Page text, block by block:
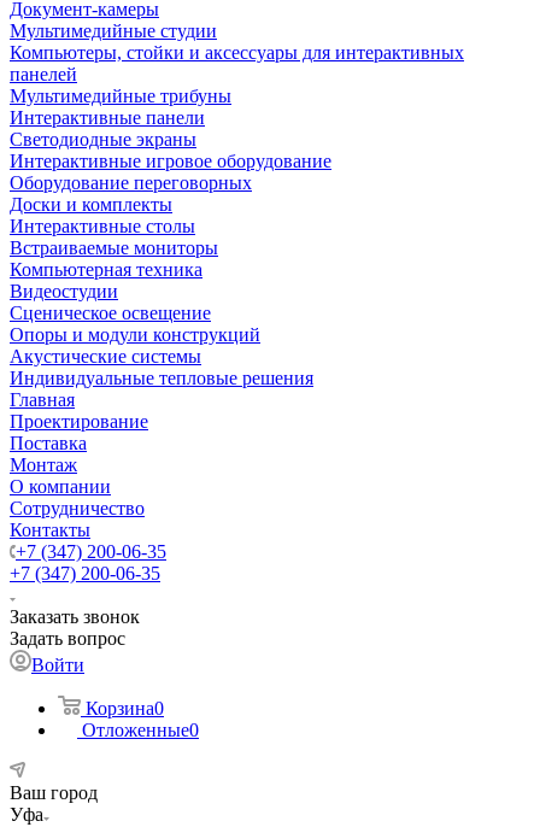
Документ-камеры
Мультимедийные студии
Компьютеры, стойки и аксессуары для интерактивных
панелей
Мультимедийные трибуны
Интерактивные панели
Светодиодные экраны
Интерактивные игровое оборудование
Оборудование переговорных
Доски и комплекты
Интерактивные столы
Встраиваемые мониторы
Компьютерная техника
Видеостудии
Cценическое освещение
Опоры и модули конструкций
Акустические системы
Индивидуальные тепловые решения
Главная
Проектирование
Поставка
Монтаж
О компании
Сотрудничество
Контакты
+7 (347) 200-06-35
+7 (347) 200-06-35
Заказать звонок
Задать вопрос
Войти
Корзина0
Отложенные0
Ваш город
Уфа